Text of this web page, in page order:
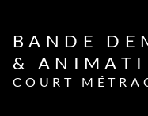
BANDE
&
COURT